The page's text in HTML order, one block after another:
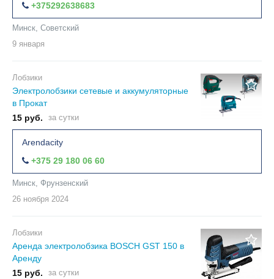
+375292638683
Минск, Советский
9 января
Лобзики
Электролобзики сетевые и аккумуляторные
в Прокат
15 руб.
за сутки
Arendacity
+375 29 180 06 60
Минск, Фрунзенский
26 ноября 2024
Лобзики
Аренда электролобзика BOSCH GST 150 в
Аренду
15 руб.
за сутки